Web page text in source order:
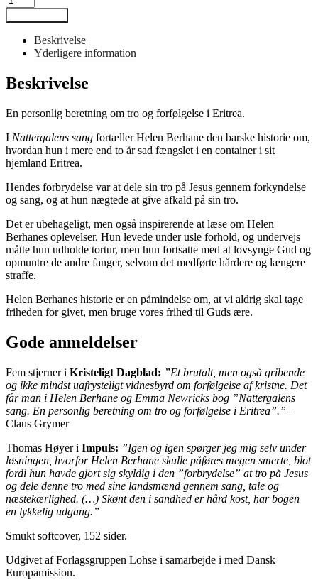
Sang
antal
Beskrivelse
Yderligere information
Beskrivelse
En personlig beretning om tro og forfølgelse i Eritrea.
I Nattergalens sang fortæller Helen Berhane den barske historie om,
hvordan hun i mere end to år sad fængslet i en container i sit
hjemland Eritrea.
Hendes forbrydelse var at dele sin tro på Jesus gennem forkyndelse
og sang, og at hun nægtede at give afkald på sin tro.
Det er ubehageligt, men også inspirerende at læse om Helen
Berhanes oplevelser. Hun levede under usle forhold, og undervejs
måtte hun udholde tortur, men hun fortsatte med at lovsynge Gud og
opmuntre de andre fanger, selvom det medførte hårdere og længere
straffe.
Helen Berhanes historie er en påmindelse om, at vi aldrig skal tage
friheden for givet, men bruge vores frihed til Guds ære.
Gode anmeldelser
Fem stjerner i Kristeligt Dagblad: ”Et brutalt, men også gribende
og ikke mindst uafrysteligt vidnesbyrd om forfølgelse af kristne. Det
får man i Helen Berhane og Emma Newricks bog ”Nattergalens
sang. En personlig beretning om tro og forfølgelse i Eritrea”.” –
Claus Grymer
Thomas Høyer i Impuls: ”Igen og igen spørger jeg mig selv under
løsningen, hvorfor Helen Berhane skulle påføres megen smerte, blot
fordi hun havde gjort sig skyldig i den ”forbrydelse” at tro på Jesus
og dele denne tro med sine landsmænd gennem sang, tale og
næstekærlighed. (…) Skønt den i sandhed er hård kost, har bogen
en lykkelig udgang.”
Smukt softcover, 152 sider.
Udgivet af Forlagsgruppen Lohse i samarbejde i med Dansk
Europamission.